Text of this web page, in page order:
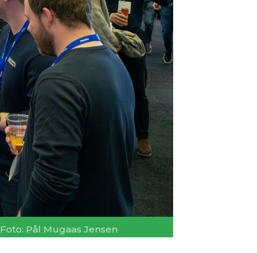
Foto: Pål Mugaas Jensen